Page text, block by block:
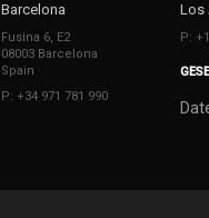
Barcelona
Fusina 6, E2
08003 Barcelona
Spain
P: +34 971 781 990
Los
P: